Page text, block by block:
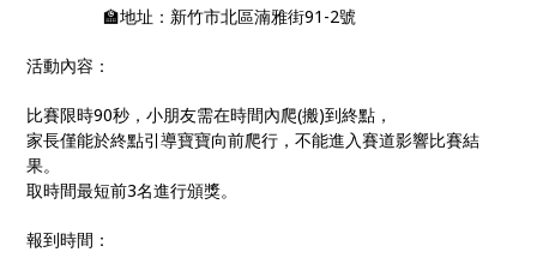
🏫地址：新竹市北區湳雅街91-2號
活動內容：
比賽限時90秒，小朋友需在時間內爬(搬)到終點，
家長僅能於終點引導寶寶向前爬行，不能進入賽道影響比賽結
果。
取時間最短前3名進行頒獎。
報到時間：